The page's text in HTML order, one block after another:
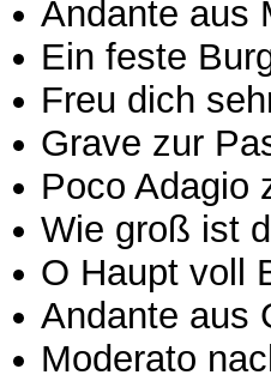
Andante aus
Ein feste
Freu dich
Grave zur
Poco Adagio
Wie groß ist
O Haupt voll
Andante aus
Moderato